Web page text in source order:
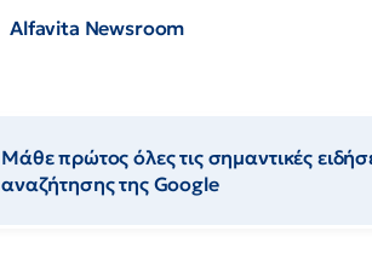
Alfavita Newsroom
Μάθε πρώτος όλες τις σημαντικές
αναζήτησης της Google